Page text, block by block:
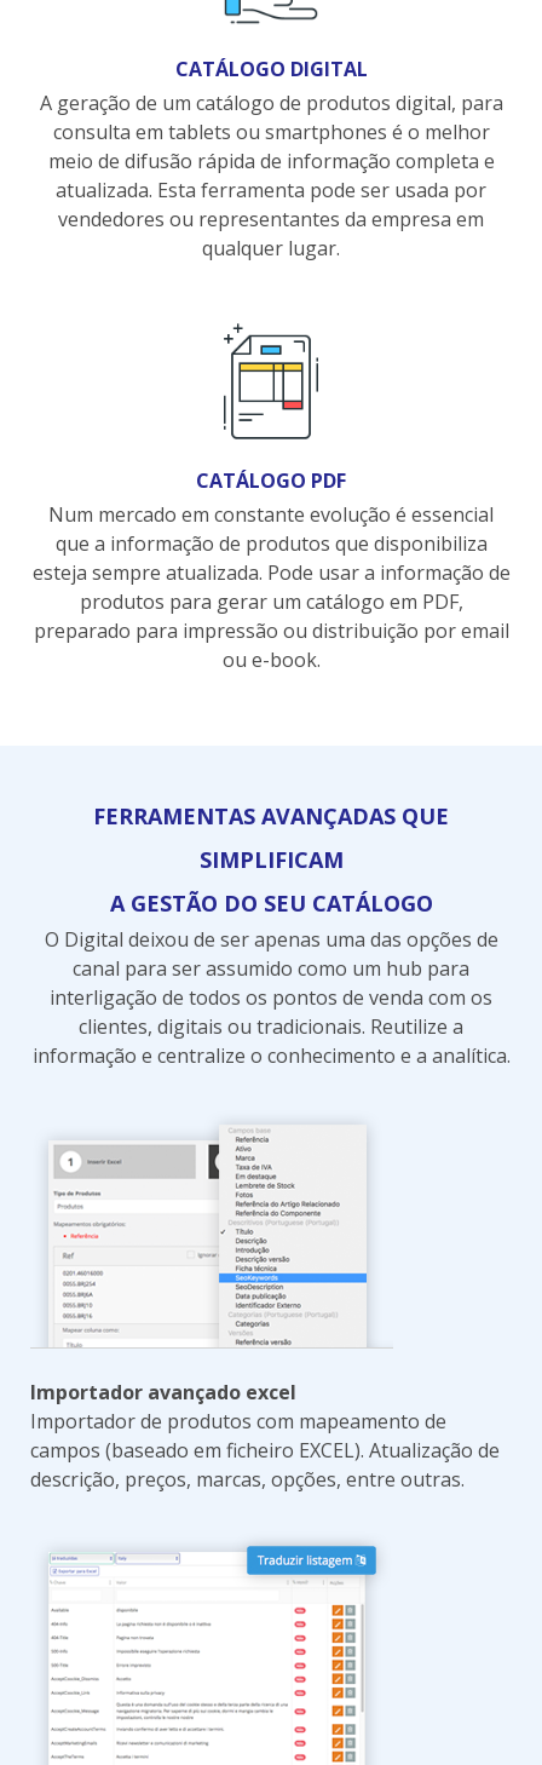
CATÁLOGO DIGITAL
A geração de um catálogo de produtos digital, para
consulta em tablets ou smartphones é o melhor
meio de difusão rápida de informação completa e
atualizada. Esta ferramenta pode ser usada por
vendedores ou representantes da empresa em
qualquer lugar.
CATÁLOGO PDF
Num mercado em constante evolução é essencial
que a informação de produtos que disponibiliza
esteja sempre atualizada. Pode usar a informação de
produtos para gerar um catálogo em PDF,
preparado para impressão ou distribuição por email
ou e-book.
FERRAMENTAS AVANÇADAS QUE
SIMPLIFICAM
A GESTÃO DO SEU CATÁLOGO
O Digital deixou de ser apenas uma das opções de
canal para ser assumido como um hub para
interligação de todos os pontos de venda com os
clientes, digitais ou tradicionais. Reutilize a
informação e centralize o conhecimento e a analítica.
Importador avançado excel
Importador de produtos com mapeamento de
campos (baseado em ficheiro EXCEL). Atualização de
descrição, preços, marcas, opções, entre outras.